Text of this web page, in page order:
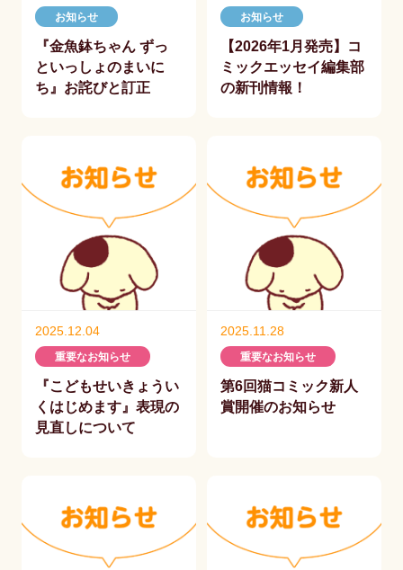
お知らせ
『金魚鉢ちゃん ずっ
といっしょのまいに
ち』お詫びと訂正
お知らせ
【2026年1月発売】コ
ミックエッセイ編集部
の新刊情報！
2025.12.04
重要なお知らせ
『こどもせいきょうい
くはじめます』表現の
見直しについて
2025.11.28
重要なお知らせ
第6回猫コミック新人
賞開催のお知らせ